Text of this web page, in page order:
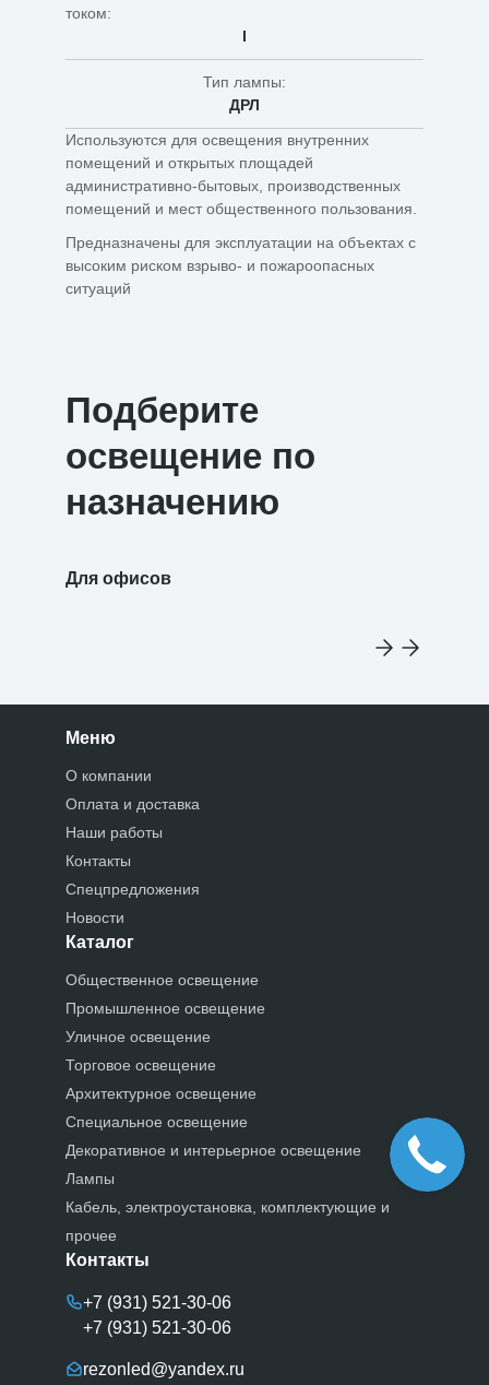
током:
I
Тип лампы:
ДРЛ
Используются для освещения внутренних
помещений и открытых площадей
административно-бытовых, производственных
помещений и мест общественного пользования.
Предназначены для эксплуатации на объектах с
высоким риском взрыво- и пожароопасных
ситуаций
Подберите
освещение по
назначению
Для офисов
Меню
О компании
Оплата и доставка
Наши работы
Контакты
Спецпредложения
Новости
Каталог
Общественное освещение
Промышленное освещение
Уличное освещение
Торговое освещение
Архитектурное освещение
Специальное освещение
Декоративное и интерьерное освещение
Лампы
Кабель, электроустановка, комплектующие и
прочее
Контакты
+7 (931) 521-30-06
+7 (931) 521-30-06
rezonled@yandex.ru